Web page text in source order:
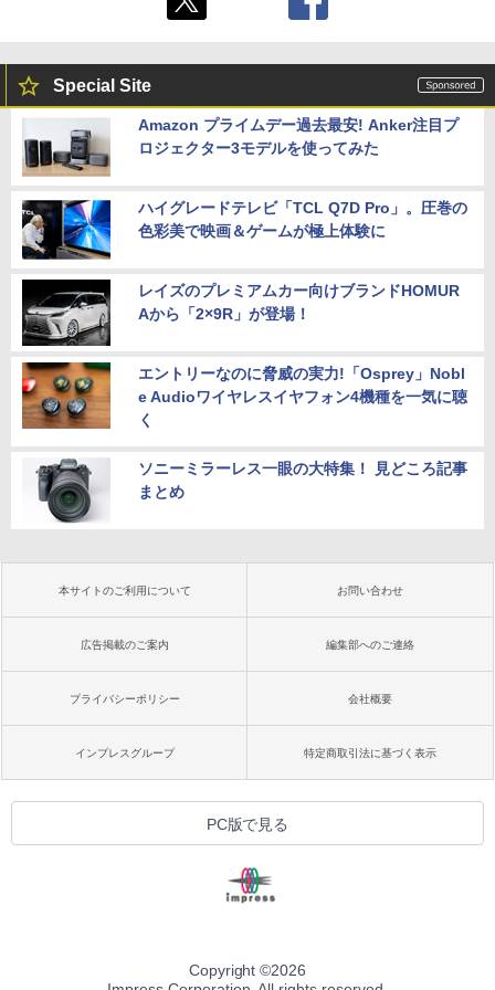
Special Site
Amazon プライムデー過去最安! Anker注目プ
ロジェクター3モデルを使ってみた
ハイグレードテレビ「TCL Q7D Pro」。圧巻の
色彩美で映画＆ゲームが極上体験に
レイズのプレミアムカー向けブランドHOMUR
Aから「2×9R」が登場！
エントリーなのに脅威の実力!「Osprey」Nobl
e Audioワイヤレスイヤフォン4機種を一気に聴
く
ソニーミラーレス一眼の大特集！ 見どころ記事
まとめ
本サイトのご利用について お問い合わせ
広告掲載のご案内 編集部へのご連絡
プライバシーポリシー 会社概要
インプレスグループ 特定商取引法に基づく表示
PC版で見る
Copyright ©2026